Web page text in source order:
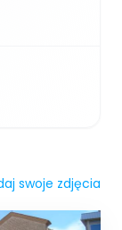
swoje zdjęcia